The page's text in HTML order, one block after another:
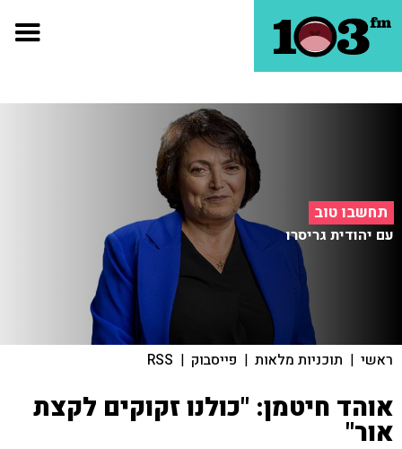
תחשבו טוב
עם יהודית גריסרו
ראשי | תוכניות מלאות | פייסבוק |
RSS
אוהד חיטמן: "כולנו זקוקים לקצת
אור"